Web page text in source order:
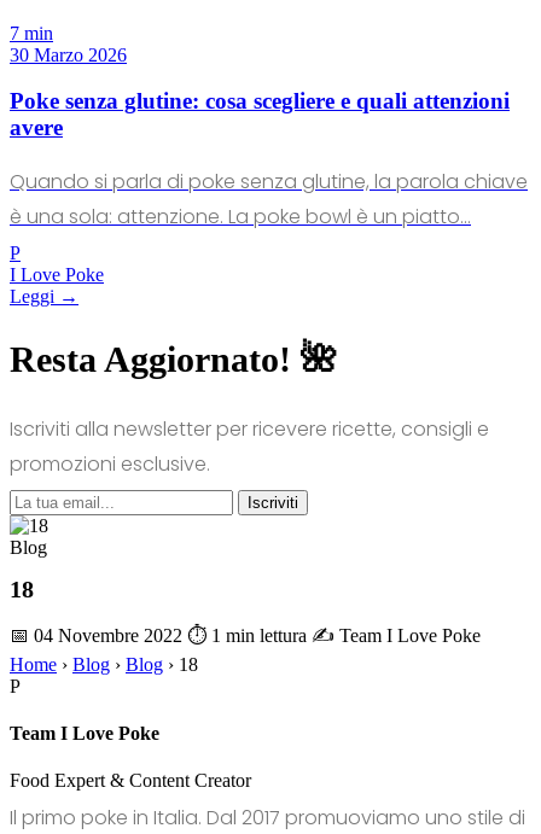
7 min
30 Marzo 2026
Poke senza glutine: cosa scegliere e quali attenzioni
avere
Quando si parla di poke senza glutine, la parola chiave
è una sola: attenzione. La poke bowl è un piatto...
P
I Love Poke
Leggi →
Resta Aggiornato! 🌺
Iscriviti alla newsletter per ricevere ricette, consigli e
promozioni esclusive.
Iscriviti
Blog
18
📅 04 Novembre 2022 ⏱ 1 min lettura ✍️ Team I Love Poke
Home › Blog › Blog › 18
P
Team I Love Poke
Food Expert & Content Creator
Il primo poke in Italia. Dal 2017 promuoviamo uno stile di